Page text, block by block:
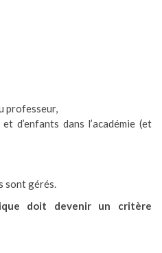
professeur,
d’enfants dans l’académie (et
sont gérés.
doit devenir un critère